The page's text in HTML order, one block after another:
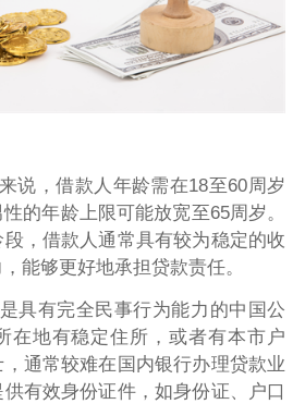
说，借款人年龄需在18至60周岁
的年龄上限可能放宽至65周岁。
，借款人通常具有较为稳定的收
能够更好地承担贷款责任。
具有完全民事行为能力的中国公
在地有稳定住所，或者有本市户
通常较难在国内银行办理贷款业
有效身份证件，如身份证、户口